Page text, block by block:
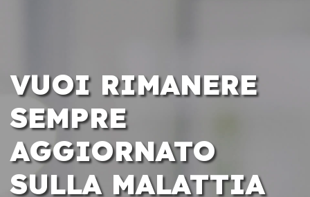
VUOI RIMANERE
SEMPRE
AGGIORNATO
SULLA MALATTIA